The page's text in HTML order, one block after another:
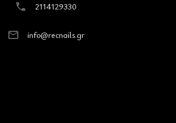
2114129330
info@recnails.gr